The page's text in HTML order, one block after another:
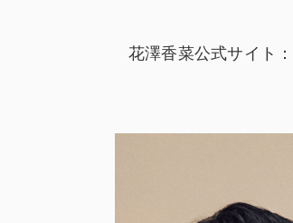
花澤香菜公式サイト：